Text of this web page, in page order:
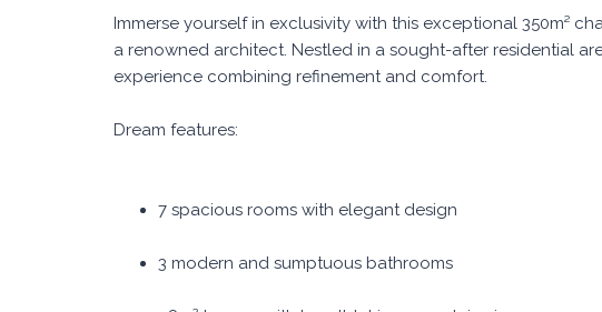
Immerse yourself in exclusivity with this exceptional 350m²
a renowned architect. Nestled in a sought-after residential
experience combining refinement and comfort.
Dream features:
7 spacious rooms with elegant design
3 modern and sumptuous bathrooms